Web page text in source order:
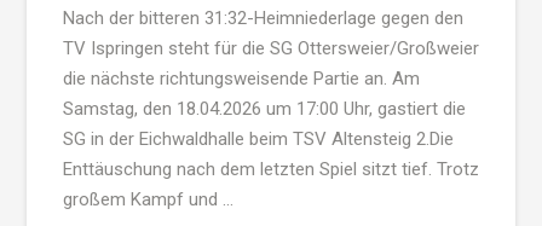
Nach der bitteren 31:32-Heimniederlage gegen den
TV Ispringen steht für die SG Ottersweier/Großweier
die nächste richtungsweisende Partie an. Am
Samstag, den 18.04.2026 um 17:00 Uhr, gastiert die
SG in der Eichwaldhalle beim TSV Altensteig 2.Die
Enttäuschung nach dem letzten Spiel sitzt tief. Trotz
großem Kampf und …